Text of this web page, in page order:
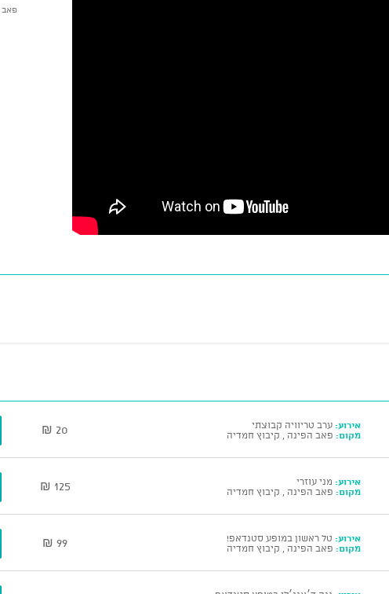
פאב
אירוע: ערב טריוויה קבוצתי
מקום: פאב הפינה , קיבוץ חמדיה 20 ₪
אירוע: מני עוזרי
מקום: פאב הפינה , קיבוץ חמדיה 125 ₪
אירוע: טל ראשון במופע סטנדאפ!
מקום: פאב הפינה , קיבוץ חמדיה 99 ₪